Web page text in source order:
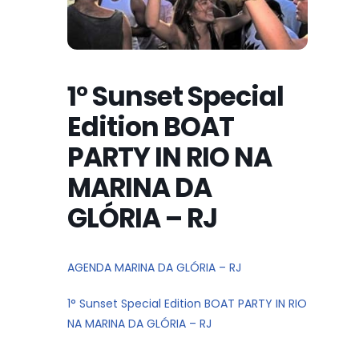
1° Sunset Special
Edition BOAT
PARTY IN RIO NA
MARINA DA
GLÓRIA – RJ
AGENDA MARINA DA GLÓRIA – RJ
1° Sunset Special Edition BOAT PARTY IN RIO
NA MARINA DA GLÓRIA – RJ